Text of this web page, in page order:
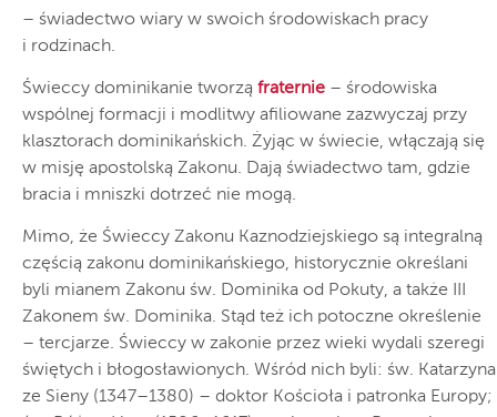
– świadectwo wiary w swoich środowiskach pracy
i rodzinach.
Świeccy dominikanie tworzą fraternie – środowiska
wspólnej formacji i modlitwy afiliowane zazwyczaj przy
klasztorach dominikańskich. Żyjąc w świecie, włączają się
w misję apostolską Zakonu. Dają świadectwo tam, gdzie
bracia i mniszki dotrzeć nie mogą.
Mimo, że Świeccy Zakonu Kaznodziejskiego są integralną
częścią zakonu dominikańskiego, historycznie określani
byli mianem Zakonu św. Dominika od Pokuty, a także III
Zakonem św. Dominika. Stąd też ich potoczne określenie
– tercjarze. Świeccy w zakonie przez wieki wydali szeregi
świętych i błogosławionych. Wśród nich byli: św. Katarzyna
ze Sieny (1347–1380) – doktor Kościoła i patronka Europy;